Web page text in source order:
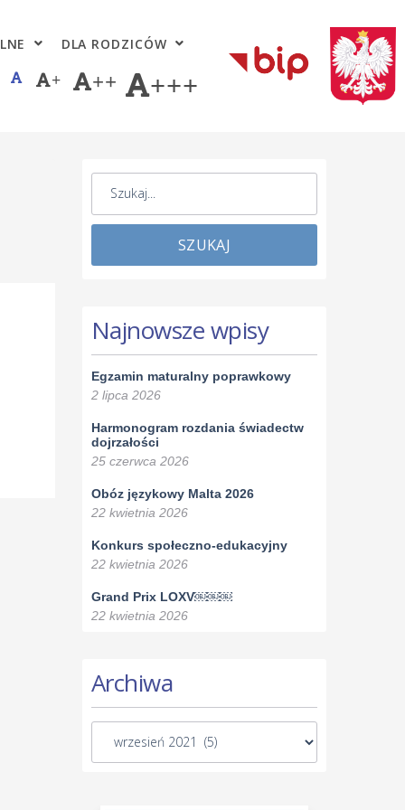
DLA RODZICÓW
+ ++ +++
SZUKAJ
Najnowsze wpisy
Egzamin maturalny poprawkowy
2 lipca 2026
Harmonogram rozdania świadectw
dojrzałości
25 czerwca 2026
Obóz językowy Malta 2026
22 kwietnia 2026
Konkurs społeczno-edukacyjny
22 kwietnia 2026
Grand Prix LOXV￼￼￼
22 kwietnia 2026
Archiwa